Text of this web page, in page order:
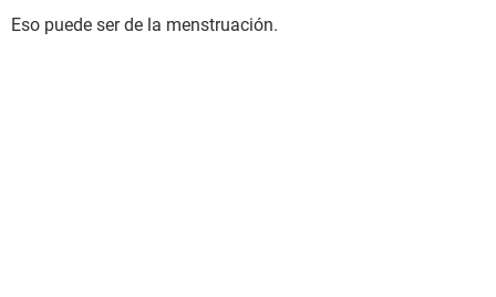
Eso puede ser de la menstruación.